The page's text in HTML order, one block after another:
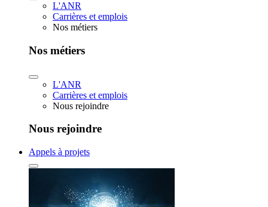
L'ANR
Carrières et emplois
Nos métiers
Nos métiers
L'ANR
Carrières et emplois
Nous rejoindre
Nous rejoindre
Appels à projets